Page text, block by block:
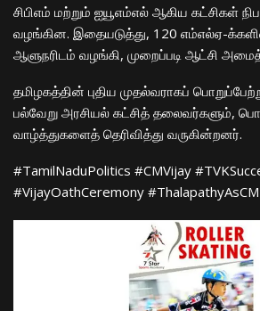
சிபிஎம் மற்றும் ஐயூஎம்எல் ஆகிய கட்சிகள்
வழங்கின. இதையடுத்து, 120 எம்எல்ஏ-
ஆளுநரிடம் வழங்கி, முறைப்படி ஆட்சி
​தமிழகத்தின் புதிய முதல்வராகப்
பல்வேறு அரசியல் கட்சித் தலைவர்களும்,
வாழ்த்துகளைத் தெரிவித்து வருகின்றனர்.
​#TamilNaduPolitics #CMVijay
#VijayOathCeremony